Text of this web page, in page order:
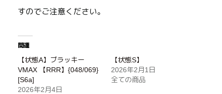
すのでご注意ください。
関連
【状態A】ブラッキー
VMAX 【RRR】{048/069}
[S6a]
2026年2月4日
【状態S】
2026年2月1日
全ての商品